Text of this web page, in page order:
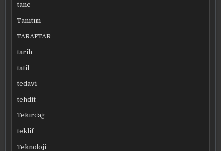
tane
Tanıtım
TARAFTAR
tarih
tatil
tedavi
tehdit
Tekirdağ
teklif
Teknoloji